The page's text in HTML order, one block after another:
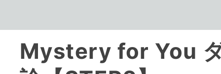
Mystery for You